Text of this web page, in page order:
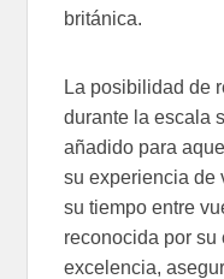
británica.
La posibilidad de
durante la escala
añadido para
su experiencia de
su tiempo entre
reconocida por su
excelencia,